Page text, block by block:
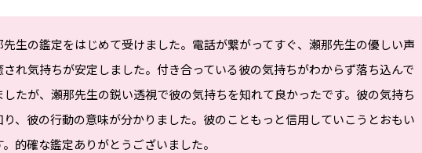
先生の鑑定をはじめて受けました。電話が繋がってすぐ、瀬那先生の優しい声
され気持ちが安定しました。付き合っている彼の気持ちがわからず落ち込んで
したが、瀬那先生の鋭い透視で彼の気持ちを知れて良かったです。彼の気持ち
り、彼の行動の意味が分かりました。彼のこともっと信用していこうとおもい
。的確な鑑定ありがとうございました。